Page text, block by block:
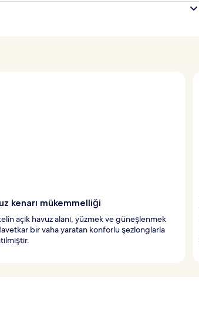
kenarı mükemmelliği
açık havuz alanı, yüzmek ve güneşlenmek
bir vaha yaratan konforlu şezlonglarla